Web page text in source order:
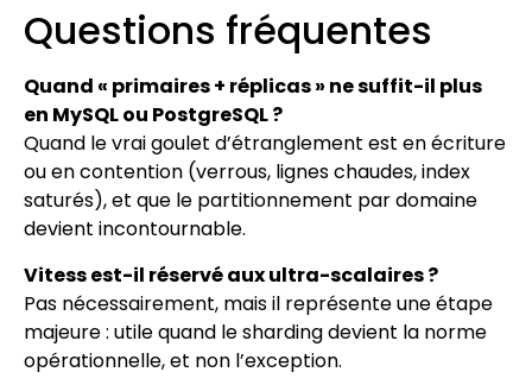
Questions fréquentes
Quand « primaires + réplicas » ne suffit-il plus
en MySQL ou PostgreSQL ?
Quand le vrai goulet d’étranglement est en écriture
ou en contention (verrous, lignes chaudes, index
saturés), et que le partitionnement par domaine
devient incontournable.
Vitess est-il réservé aux ultra-scalaires ?
Pas nécessairement, mais il représente une étape
majeure : utile quand le sharding devient la norme
opérationnelle, et non l’exception.